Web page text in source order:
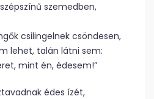
szemedben,
csilingelnek csöndesen,
lehet, talán látni sem:
mint én, édesem!”
édes ízét,